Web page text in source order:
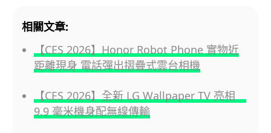
相關文章:
【CES 2026】Honor Robot Phone 實物近
距離現身 電話彈出摺疊式雲台相機
【CES 2026】全新 LG Wallpaper TV 亮相
9.9 毫米機身配無線傳輸